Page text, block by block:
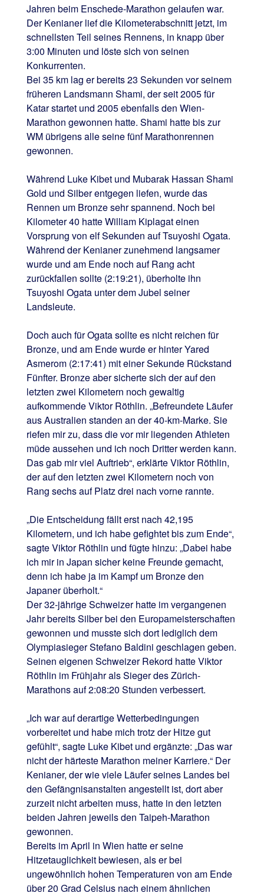
Jahren beim Enschede-Marathon gelaufen war.
Der Kenianer lief die Kilometerabschnitt jetzt, im
schnellsten Teil seines Rennens, in knapp über
3:00 Minuten und löste sich von seinen
Konkurrenten.
Bei 35 km lag er bereits 23 Sekunden vor seinem
früheren Landsmann Shami, der seit 2005 für
Katar startet und 2005 ebenfalls den Wien-
Marathon gewonnen hatte. Shami hatte bis zur
WM übrigens alle seine fünf Marathonrennen
gewonnen.
Während Luke Kibet und Mubarak Hassan Shami
Gold und Silber entgegen liefen, wurde das
Rennen um Bronze sehr spannend. Noch bei
Kilometer 40 hatte William Kiplagat einen
Vorsprung von elf Sekunden auf Tsuyoshi Ogata.
Während der Kenianer zunehmend langsamer
wurde und am Ende noch auf Rang acht
zurückfallen sollte (2:19:21), überholte ihn
Tsuyoshi Ogata unter dem Jubel seiner
Landsleute.
Doch auch für Ogata sollte es nicht reichen für
Bronze, und am Ende wurde er hinter Yared
Asmerom (2:17:41) mit einer Sekunde Rückstand
Fünfter. Bronze aber sicherte sich der auf den
letzten zwei Kilometern noch gewaltig
aufkommende Viktor Röthlin. „Befreundete Läufer
aus Australien standen an der 40-km-Marke. Sie
riefen mir zu, dass die vor mir liegenden Athleten
müde aussehen und ich noch Dritter werden kann.
Das gab mir viel Auftrieb“, erklärte Viktor Röthlin,
der auf den letzten zwei Kilometern noch von
Rang sechs auf Platz drei nach vorne rannte.
„Die Entscheidung fällt erst nach 42,195
Kilometern, und ich habe gefightet bis zum Ende“,
sagte Viktor Röthlin und fügte hinzu: „Dabei habe
ich mir in Japan sicher keine Freunde gemacht,
denn ich habe ja im Kampf um Bronze den
Japaner überholt.“
Der 32-jährige Schweizer hatte im vergangenen
Jahr bereits Silber bei den Europameisterschaften
gewonnen und musste sich dort lediglich dem
Olympiasieger Stefano Baldini geschlagen geben.
Seinen eigenen Schweizer Rekord hatte Viktor
Röthlin im Frühjahr als Sieger des Zürich-
Marathons auf 2:08:20 Stunden verbessert.
„Ich war auf derartige Wetterbedingungen
vorbereitet und habe mich trotz der Hitze gut
gefühlt“, sagte Luke Kibet und ergänzte: „Das war
nicht der härteste Marathon meiner Karriere.“ Der
Kenianer, der wie viele Läufer seines Landes bei
den Gefängnisanstalten angestellt ist, dort aber
zurzeit nicht arbeiten muss, hatte in den letzten
beiden Jahren jeweils den Taipeh-Marathon
gewonnen.
Bereits im April in Wien hatte er seine
Hitzetauglichkeit bewiesen, als er bei
ungewöhnlich hohen Temperaturen von am Ende
über 20 Grad Celsius nach einem ähnlichen